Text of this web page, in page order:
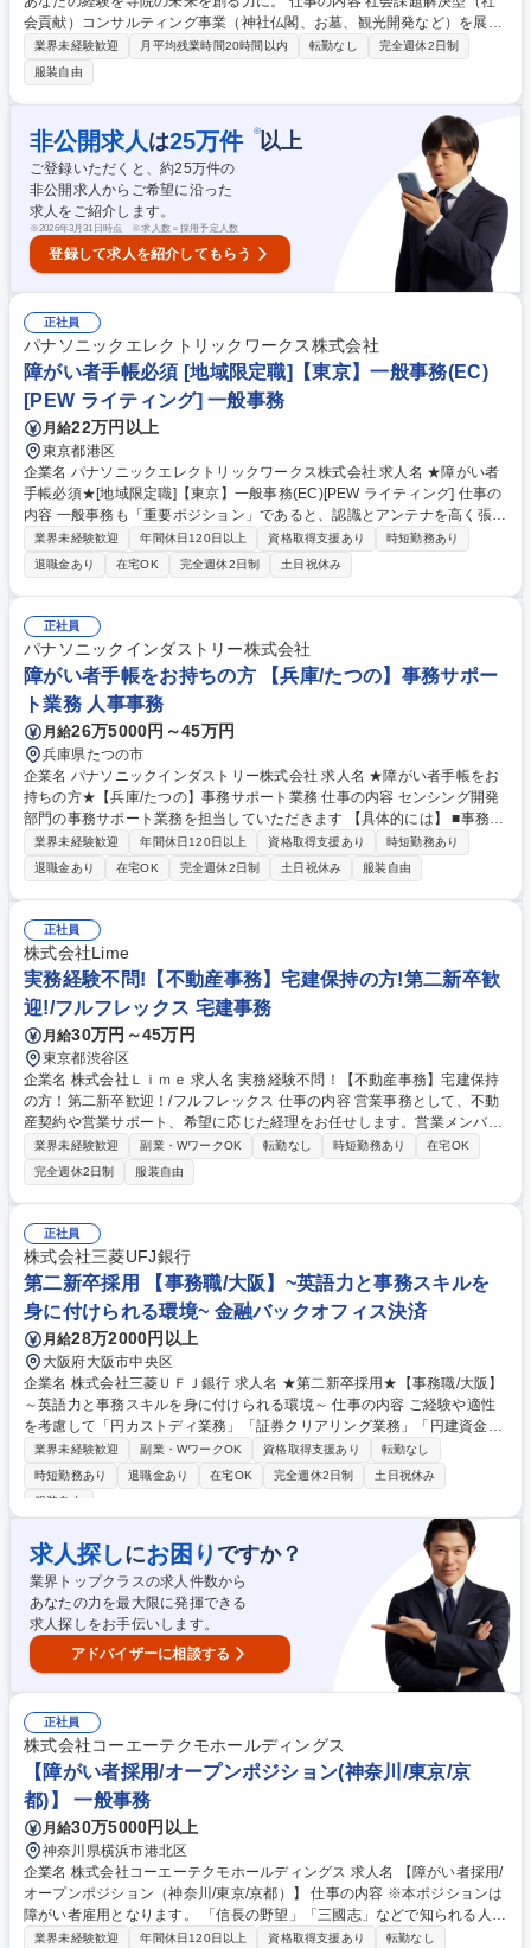
会貢献）コンサルティング事業（神社仏閣、お墓、観光開発など）を展開
する当社のカスタマーサポートとして、実務に携わりながらチーム全体の
パフォーマンス最大化と品質管理を担います。 【業務内容】■電話窓口担
当者として、問合せ対応（資料請求・見学予約・契約相談・料金や墓じま
いのご相談）■契約後のお客様対応、契約情報の管理、墓石の彫刻発注等■
パート社員管理（シフト管理、業務管理、電話応対の品質管理）■電話応
対のモニタリング、スクリプト改善、クレーム対応の二次対応■日々の業
務改善とPDCAの実行■難易度の高い契約相談や販売接客・サポート 募集
職種 【カスタマーサポート・事務】あなたの経験を寺院の未来を創る力
に。
業界未経験歓迎 月平均残業時間20時間以内 転勤なし
完全週休2日制
服装自由
非公開求人 は25万件 ※以上
ご登録いただくと、約25万件の
非公開求人からご希望に沿った
求人をご紹介します。
※2026年3月31日時点 ※求人数＝採用予定人数
登録して求人を紹介してもらう
正社員
パナソニックエレクトリックワークス株式会社
障がい者手帳必須 [地域限定職]【東京】一般事務(EC)
[PEW ライティング] 一般事務
月給22万円以上
東京都港区
企業名 パナソニックエレクトリックワークス株式会社 求人名 ★障がい者
手帳必須★[地域限定職]【東京】一般事務(EC)[PEW ライティング] 仕事の
内容 一般事務も「重要ポジション」であると、認識とアンテナを高く張
り、社内外の関係者とのコミュニケーションを密に取って各種業務推進い
ただきます。 【具体的な仕事内容】エンジニアリングセンターにてアシス
タント業務および一般事務、庶務全般をお任せします。電気・照明、建築
の知識を用いて、技術営業のサポート業務：照明設計補助や照明プラン作
成をご担当いただきます。その他、各種資料作成、会議（WEB含む）の実
施調整と当日設営および運営、備品発注、伝票処理、自部門の予算管理、
電話応対等、幅広い業務をご担当いただきます。 募集職種 ★障がい者手
帳必須★[地域限定職]【東京】一般事務(EC)[PEW ライティング]
業界未経験歓迎 年間休日120日以上 資格取得支援あり
時短勤務あり
退職金あり
在宅OK 完全週休2日制 土日祝休み
正社員
パナソニックインダストリー株式会社
障がい者手帳をお持ちの方 【兵庫/たつの】事務サポー
ト業務 人事事務
月給26万5000円～45万円
兵庫県たつの市
企業名 パナソニックインダストリー株式会社 求人名 ★障がい者手帳をお
持ちの方★【兵庫/たつの】事務サポート業務 仕事の内容 センシング開発
部門の事務サポート業務を担当していただきます 【具体的には】 ■事務業
務：資料作成、データまとめ等 募集職種 ★障がい者手帳をお持ちの方★
【兵庫/たつの】事務サポート業務
業界未経験歓迎 年間休日120日以上 資格取得支援あり
時短勤務あり
退職金あり
在宅OK 完全週休2日制 土日祝休み 服装自由
正社員
株式会社Lime
実務経験不問!【不動産事務】宅建保持の方!第二新卒歓
迎!/フルフレックス 宅建事務
月給30万円～45万円
東京都渋谷区
企業名 株式会社Ｌｉｍｅ 求人名 実務経験不問！【不動産事務】宅建保持
の方！第二新卒歓迎！/フルフレックス 仕事の内容 営業事務として、不動
産契約や営業サポート、希望に応じた経理をお任せします。営業メンバー
を後方から支え、グループ全体の円滑な店舗展開と事業拡大に貢献する役
割です。 ■賃貸契約書や重要事項説明書の作成 ■重要事項説明の実施と書
類管理 ■営業メンバーの契約進行サポート ■顧客情報や契約情報の入力と
管理 ■請求書発行や入出金確認などの経理 ■業務フローの整理や改善 募集
職種 実務経験不問！【不動産事務】宅建保持の方！第二新卒歓迎！/フル
フレックス
業界未経験歓迎 副業・WワークOK 転勤なし 時短勤務あり
在宅OK
完全週休2日制
服装自由
正社員
株式会社三菱UFJ銀行
第二新卒採用 【事務職/大阪】~英語力と事務スキルを
身に付けられる環境~ 金融バックオフィス決済
月給28万2000円以上
大阪府大阪市中央区
企業名 株式会社三菱ＵＦＪ銀行 求人名 ★第二新卒採用★【事務職/大阪】
～英語力と事務スキルを身に付けられる環境～ 仕事の内容 ご経験や適性
を考慮して「円カストディ業務」「証券クリアリング業務」「円建資金決
済事務」いずれかの事務業務を担当いただきます。 ※詳細は、下部「その
他勤務条件に関する備考」欄もご参照ください。 【魅力】■メールを中心
とした英語でのやり取りがメインとなりますので、日常的に英語力を高め
ラを支える事業として、社会的意義が高い領域で事務の専門性を高めてい
くことができます。 ■面倒見の良い社員が多く、業務未経験の方でも安心
してキャリアアップできる環境です。 募集職種 ★第二新卒採用★【事務
職/大阪】～英語力と事務スキルを身に付けられる環境～
業界未経験歓迎 副業・WワークOK 資格取得支援あり
転勤なし
時短勤務あり
退職金あり 在宅OK 完全週休2日制
土日祝休み
服装自由
求人探しにお困り ですか？
業界トップクラスの求人件数から
あなたの力を最大限に発揮できる
求人探しをお手伝いします。
アドバイザーに相談する
正社員
株式会社コーエーテクモホールディングス
【障がい者採用/オープンポジション(神奈川/東京/京
都)】 一般事務
月給30万5000円以上
神奈川県横浜市港北区
企業名 株式会社コーエーテクモホールディングス 求人名 【障がい者採用/
オープンポジション（神奈川/東京/京都）】 仕事の内容 ※本ポジションは
障がい者雇用となります。 「信長の野望」「三國志」などで知られる人気
ゲームタイトルを数多く手掛ける当社にて、オープンポジションとなりま
業界未経験歓迎 年間休日120日以上 資格取得支援あり
転勤なし